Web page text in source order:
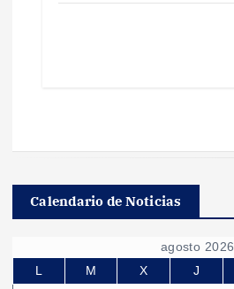
Calendario de Noticias
agosto 2026
L
M X J